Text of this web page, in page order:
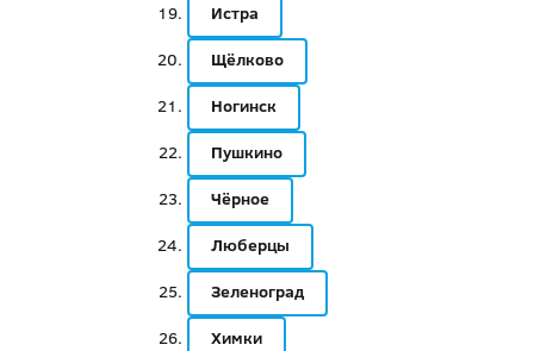
Истра
Щёлково
Ногинск
Пушкино
Чёрное
Люберцы
Зеленоград
Химки